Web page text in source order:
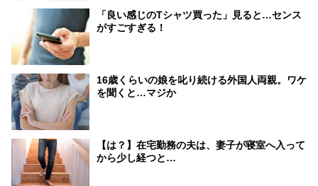
「良い感じのTシャツ買った」見ると…センス
がすごすぎる！
16歳くらいの娘を叱り続ける外国人両親。ワケ
を聞くと…マジか
【は？】在宅勤務の夫は、妻子が寝室へ入って
から少し経つと…